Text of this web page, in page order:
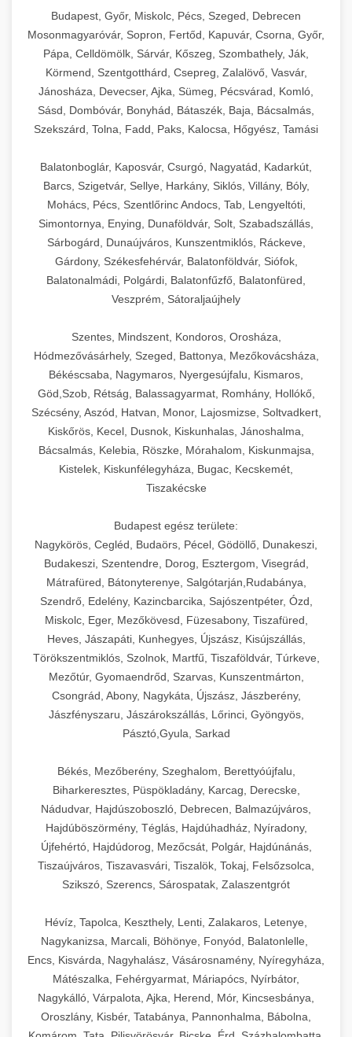
Budapest, Győr, Miskolc, Pécs, Szeged, Debrecen
Mosonmagyaróvár, Sopron, Fertőd, Kapuvár, Csorna, Győr,
Pápa, Celldömölk, Sárvár, Kőszeg, Szombathely, Ják,
Körmend, Szentgotthárd, Csepreg, Zalalövő, Vasvár,
Jánosháza, Devecser, Ajka, Sümeg, Pécsvárad, Komló,
Sásd, Dombóvár, Bonyhád, Bátaszék, Baja, Bácsalmás,
Szekszárd, Tolna, Fadd, Paks, Kalocsa, Hőgyész, Tamási
Balatonboglár, Kaposvár, Csurgó, Nagyatád, Kadarkút,
Barcs, Szigetvár, Sellye, Harkány, Siklós, Villány, Bóly,
Mohács, Pécs, Szentlőrinc Andocs, Tab, Lengyeltóti,
Simontornya, Enying, Dunaföldvár, Solt, Szabadszállás,
Sárbogárd, Dunaújváros, Kunszentmiklós, Ráckeve,
Gárdony, Székesfehérvár, Balatonföldvár, Siófok,
Balatonalmádi, Polgárdi, Balatonfűzfő, Balatonfüred,
Veszprém, Sátoraljaújhely
Szentes, Mindszent, Kondoros, Orosháza,
Hódmezővásárhely, Szeged, Battonya, Mezőkovácsháza,
Békéscsaba, Nagymaros, Nyergesújfalu, Kismaros,
Göd,Szob, Rétság, Balassagyarmat, Romhány, Hollókő,
Szécsény, Aszód, Hatvan, Monor, Lajosmizse, Soltvadkert,
Kiskőrös, Kecel, Dusnok, Kiskunhalas, Jánoshalma,
Bácsalmás, Kelebia, Röszke, Mórahalom, Kiskunmajsa,
Kistelek, Kiskunfélegyháza, Bugac, Kecskemét,
Tiszakécske
Budapest egész területe:
Nagykörös, Cegléd, Budaörs, Pécel, Gödöllő, Dunakeszi,
Budakeszi, Szentendre, Dorog, Esztergom, Visegrád,
Mátrafüred, Bátonyterenye, Salgótarján,Rudabánya,
Szendrő, Edelény, Kazincbarcika, Sajószentpéter, Ózd,
Miskolc, Eger, Mezőkövesd, Füzesabony, Tiszafüred,
Heves, Jászapáti, Kunhegyes, Újszász, Kisújszállás,
Törökszentmiklós, Szolnok, Martfű, Tiszaföldvár, Túrkeve,
Mezőtúr, Gyomaendrőd, Szarvas, Kunszentmárton,
Csongrád, Abony, Nagykáta, Újszász, Jászberény,
Jászfényszaru, Jászárokszállás, Lőrinci, Gyöngyös,
Pásztó,Gyula, Sarkad
Békés, Mezőberény, Szeghalom, Berettyóújfalu,
Biharkeresztes, Püspökladány, Karcag, Derecske,
Nádudvar, Hajdúszoboszló, Debrecen, Balmazújváros,
Hajdúböszörmény, Téglás, Hajdúhadház, Nyíradony,
Újfehértó, Hajdúdorog, Mezőcsát, Polgár, Hajdúnánás,
Tiszaújváros, Tiszavasvári, Tiszalök, Tokaj, Felsőzsolca,
Szikszó, Szerencs, Sárospatak, Zalaszentgrót
Hévíz, Tapolca, Keszthely, Lenti, Zalakaros, Letenye,
Nagykanizsa, Marcali, Böhönye, Fonyód, Balatonlelle,
Encs, Kisvárda, Nagyhalász, Vásárosnamény, Nyíregyháza,
Mátészalka, Fehérgyarmat, Máriapócs, Nyírbátor,
Nagykálló, Várpalota, Ajka, Herend, Mór, Kincsesbánya,
Oroszlány, Kisbér, Tatabánya, Pannonhalma, Bábolna,